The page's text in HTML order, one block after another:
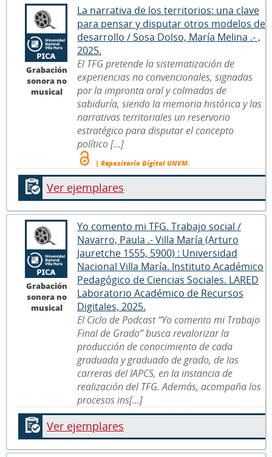
Grabación
sonora no
musical
La narrativa de los territorios: una clave
para pensar y disputar otros modelos de
desarrollo / Sosa Dolso, María Melina .- ,
2025.
El TFG pretende la sistematización de
experiencias no convencionales, signadas
por la impronta oral y colmadas de
sabiduría, siendo la memoria histórica y las
narrativas territoriales un reservorio
estratégico para disputar el concepto
político [...]
| Repositorio Digital UNVM.
Ver ejemplares
Grabación
sonora no
musical
Yo comento mi TFG. Trabajo social /
Navarro, Paula .- Villa María (Arturo
Jauretche 1555, 5900) : Universidad
Nacional Villa María. Instituto Académico
Pedagógico de Ciencias Sociales. LARED
Laboratorio Académico de Recursos
Digitales, 2025.
El Ciclo de Podcast “Yo comento mi Trabajo
Final de Grado” busca revalorizar la
producción de conocimiento de cada
graduada y graduado de grado, de las
carreras del IAPCS, en la instancia de
realización del TFG. Además, acompaña los
procesos ins[...]
Ver ejemplares